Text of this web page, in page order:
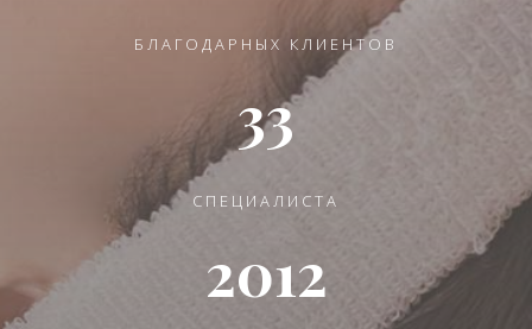
БЛАГОДАРНЫХ КЛИЕНТОВ
33
СПЕЦИАЛИСТА
2012